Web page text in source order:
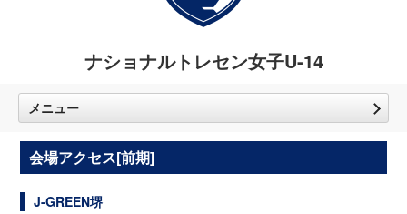
ナショナルトレセン女子U-14
メニュー
会場アクセス[前期]
J-GREEN堺